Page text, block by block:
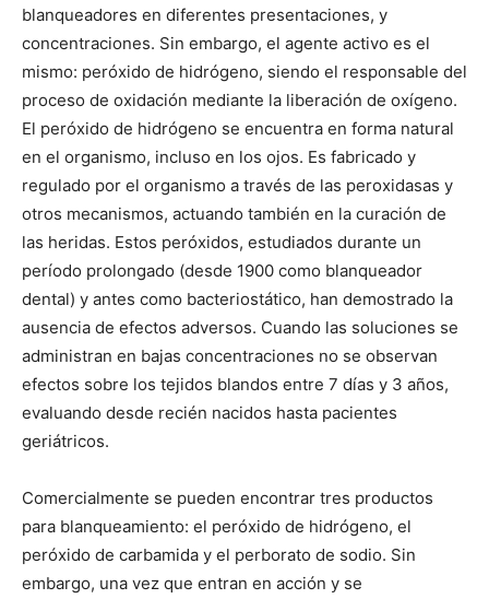
blanqueadores en diferentes presentaciones, y
concentraciones. Sin embargo, el agente activo es el
mismo: peróxido de hidrógeno, siendo el responsable del
proceso de oxidación mediante la liberación de oxígeno.
El peróxido de hidrógeno se encuentra en forma natural
en el organismo, incluso en los ojos. Es fabricado y
regulado por el organismo a través de las peroxidasas y
otros mecanismos, actuando también en la curación de
las heridas. Estos peróxidos, estudiados durante un
período prolongado (desde 1900 como blanqueador
dental) y antes como bacteriostático, han demostrado la
ausencia de efectos adversos. Cuando las soluciones se
administran en bajas concentraciones no se observan
efectos sobre los tejidos blandos entre 7 días y 3 años,
evaluando desde recién nacidos hasta pacientes
geriátricos.
Comercialmente se pueden encontrar tres productos
para blanqueamiento: el peróxido de hidrógeno, el
peróxido de carbamida y el perborato de sodio. Sin
embargo, una vez que entran en acción y se